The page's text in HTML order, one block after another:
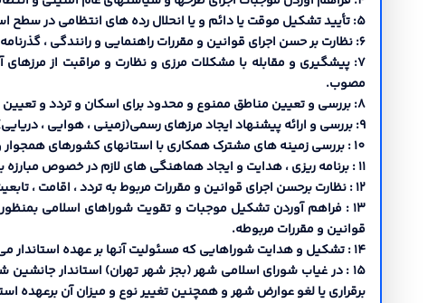
5: تأیید تشکیل موقت یا دائم و یا انحلال رده هاي انتظامی در سطح استان در چهارچوب قوانین و دستورالعملهاي مربوطه.
6: نظارت بر حسن اجراي قوانین و مقررات راهنمایی و رانندگی ، گذرنامه و وظیفه عمومی.
7: پیشگیري و مقابله با مشکلات مرزي و نظارت و مراقبت از
مصوب.
8: بررسی و تعیین مناطق ممنوع و محدود براي اسکان و تردد و تعیین گذرهاي مرزي مجاز.
9: بررسی و ارائه پیشنهاد ایجاد مرزهاي رسمی(زمینی ، هوایی ، دریایی) استان به وزارت کشور.
10 : بررسی زمینه هاي مشترك همکاري با استانهاي کشورهاي همجوار و انعقاد یادداشت تفاهم همکاري محلی چهارچوب سیاستها و خط مشی هاي کلی نظام.
11 : برنامه ریزي ، هدایت و ایجاد هماهنگی هاي لازم در خصوص مبارزه با مواد مخدر قاچاق سلاح مواد منفجره ،کالا و ارز.
12 : نظارت برحسن اجراي قوانین و مقررات مربوط به تردد ، اقامت ، تابعیت ، استملاك و سایر امور مربوطه به اتباع و نمایندگیهاي خارجی ، پناهندگان ، مهاجرین و آوارگان.
13 : فراهم آوردن تشکیل موجبات و تقویت شوراهاي اسلامی
قوانین و مقررات مربوطه.
14 : تشکیل و هدایت شوراهایی که مسئولیت آنها بر عهده استاندار می باشد و در هیئت تصمیمات متخذه شوراهاي مذکور طبق قوانین و مقررات مربوطه.
15 : در غیاب شوراي اسلامی شهر (بجز شهر تهران) استاندار
برقراري یا لغو عوارض شهر و همچنین تغییر نوع و میزان آن برعهده